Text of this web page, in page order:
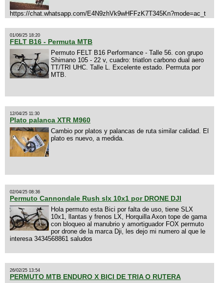
https://chat.whatsapp.com/E4N9zhVk9wHFFzK7T345Kn?mode=ac_t
01/06/25 18:20
FELT B16 - Permuta MTB
Permuto FELT B16 Performance - Talle 56. con grupo
Shimano 105 - 22 v, cuadro: triatlon carbono dual aero
TT/TRI UHC. Talle L. Excelente estado. Permuta por
MTB.
12/04/25 11:30
Plato palanca XTR M960
Cambio por platos y palancas de ruta similar calidad. El
plato es nuevo, a medida.
02/04/25 08:36
Permuto Cannondale Rush slx 10x1 por DRONE DJI
Hola permuto esta Bici por falta de uso, tiene SLX
10x1, llantas y frenos LX, Horquilla Axon tope de gama
con bloqueo al manubrio y amortiguador FOX permuto
por drone de la marca Dji, les dejo mi numero al que le
interesa 3434568861 saludos
26/02/25 13:54
PERMUTO MTB ENDURO X BICI DE TRIA O RUTERA